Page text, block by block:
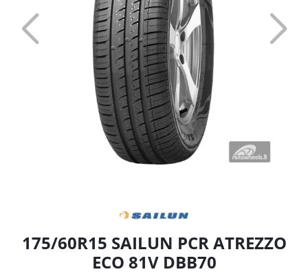
175/60R15 SAILUN PCR ATREZZO
ECO 81V DBB70